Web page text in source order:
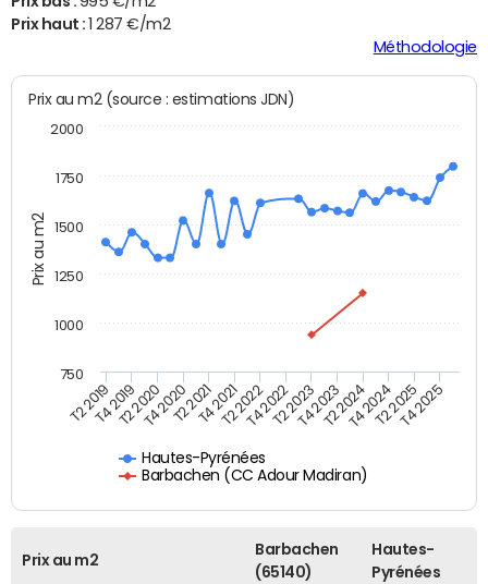
Prix haut :1 287 €/m2
Méthodologie
Prix au m2
Prix au m2 (source : estimations JDN)
Hautes-Pyrénées
Barbachen (CC Adour Madiran)
T2 2019T4 2019T2 2020T4 2020T2 2021T4 2021T2 2022T4 2022T2 2023T4 2023T2 2024T4 2024T2 2025T4 2025
750
1000
1250
1500
1750
2000
Prix au m2
Barbachen
(65140)
Hautes-
Pyrénées